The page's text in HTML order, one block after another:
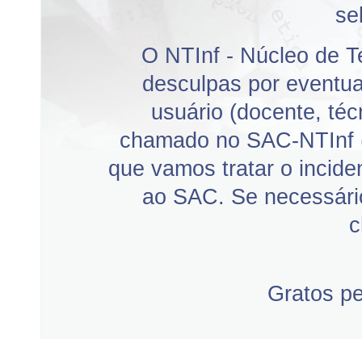
O NTInf - Núcleo de
desculpas por
usuário (docente,
chamado no SAC-NTInf
que vamos tratar o
ao SAC. Se
Gratos